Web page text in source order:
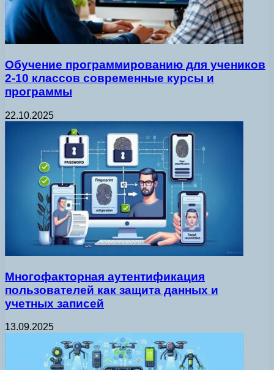
Обучение программированию для учеников
2-10 классов современные курсы и
программы
22.10.2025
Многофакторная аутентификация
пользователей как защита данных и
учетных записей
13.09.2025